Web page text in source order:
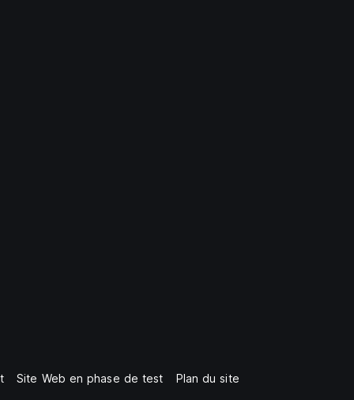
Site Web en phase de test Plan du site